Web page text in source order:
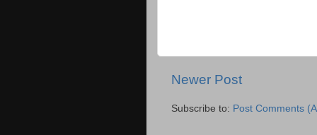
Newer Post
Subscribe to: Post Comments